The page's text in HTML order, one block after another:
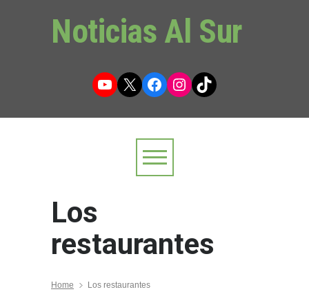
Noticias Al Sur
YouTube
X Facebook
Instagram
TikTok
Los
restaurantes
Home Los restaurantes